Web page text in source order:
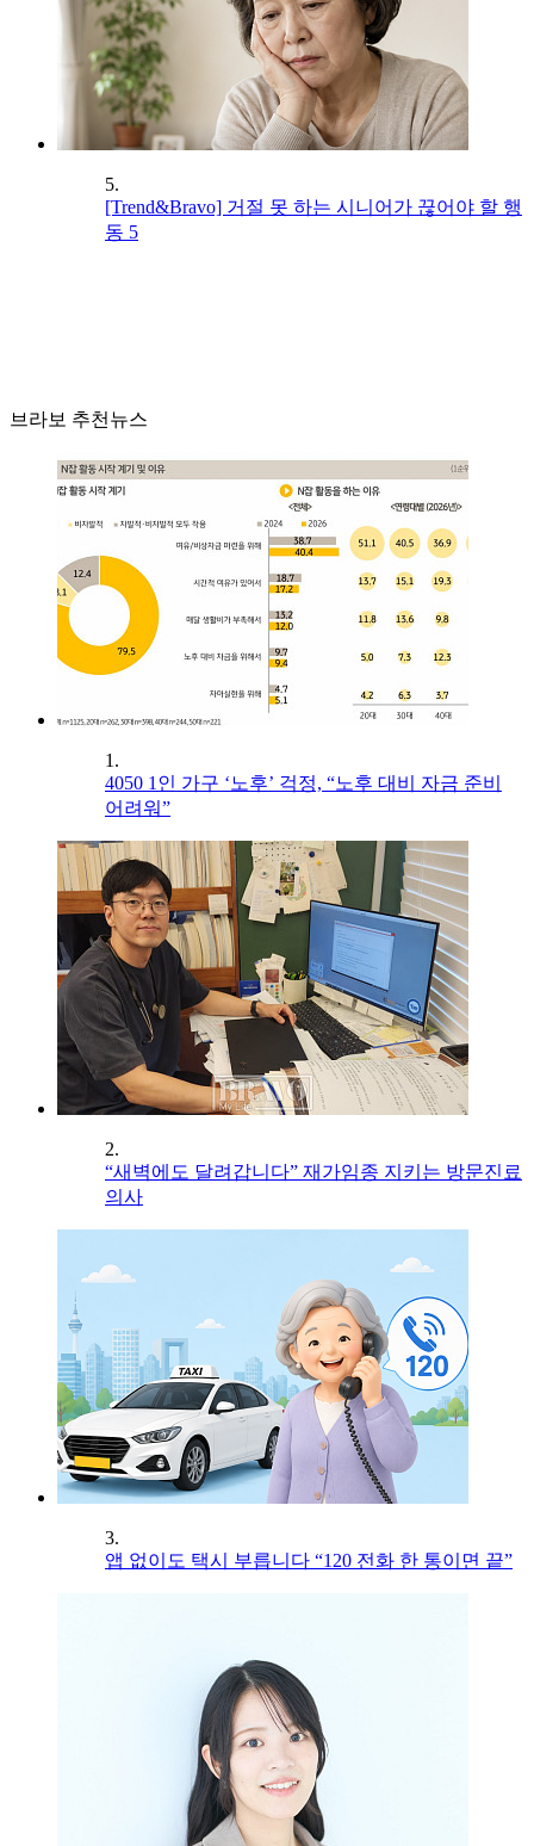
5.
[Trend&Bravo] 거절 못 하는 시니어가 끊어야 할 행
동 5
브라보 추천뉴스
1.
4050 1인 가구 ‘노후’ 걱정, “노후 대비 자금 준비
어려워”
2.
“새벽에도 달려갑니다” 재가임종 지키는 방문진료
의사
3.
앱 없이도 택시 부릅니다 “120 전화 한 통이면 끝”